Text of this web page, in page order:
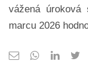
vážená
marcu 2026